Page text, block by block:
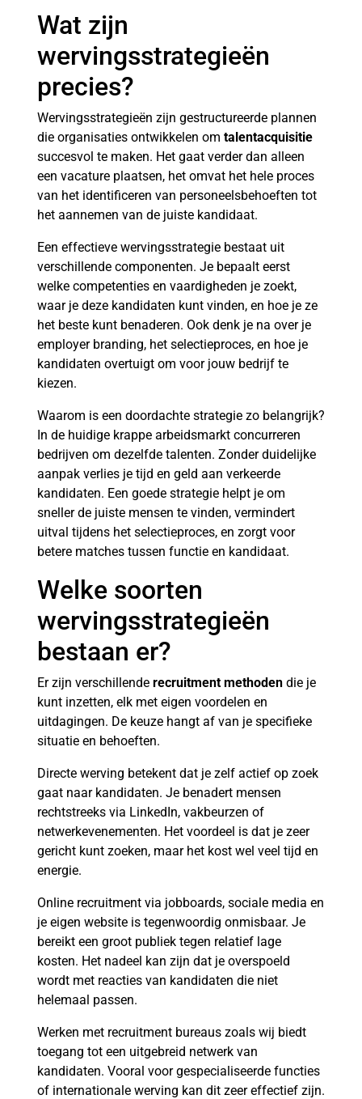
Wat zijn
wervingsstrategieën
precies?
Wervingsstrategieën zijn gestructureerde plannen
die organisaties ontwikkelen om talentacquisitie
succesvol te maken. Het gaat verder dan alleen
een vacature plaatsen, het omvat het hele proces
van het identificeren van personeelsbehoeften tot
het aannemen van de juiste kandidaat.
Een effectieve wervingsstrategie bestaat uit
verschillende componenten. Je bepaalt eerst
welke competenties en vaardigheden je zoekt,
waar je deze kandidaten kunt vinden, en hoe je ze
het beste kunt benaderen. Ook denk je na over je
employer branding, het selectieproces, en hoe je
kandidaten overtuigt om voor jouw bedrijf te
kiezen.
Waarom is een doordachte strategie zo belangrijk?
In de huidige krappe arbeidsmarkt concurreren
bedrijven om dezelfde talenten. Zonder duidelijke
aanpak verlies je tijd en geld aan verkeerde
kandidaten. Een goede strategie helpt je om
sneller de juiste mensen te vinden, vermindert
uitval tijdens het selectieproces, en zorgt voor
betere matches tussen functie en kandidaat.
Welke soorten
wervingsstrategieën
bestaan er?
Er zijn verschillende recruitment methoden die je
kunt inzetten, elk met eigen voordelen en
uitdagingen. De keuze hangt af van je specifieke
situatie en behoeften.
Directe werving betekent dat je zelf actief op zoek
gaat naar kandidaten. Je benadert mensen
rechtstreeks via LinkedIn, vakbeurzen of
netwerkevenementen. Het voordeel is dat je zeer
gericht kunt zoeken, maar het kost wel veel tijd en
energie.
Online recruitment via jobboards, sociale media en
je eigen website is tegenwoordig onmisbaar. Je
bereikt een groot publiek tegen relatief lage
kosten. Het nadeel kan zijn dat je overspoeld
wordt met reacties van kandidaten die niet
helemaal passen.
Werken met recruitment bureaus zoals wij biedt
toegang tot een uitgebreid netwerk van
kandidaten. Vooral voor gespecialiseerde functies
of internationale werving kan dit zeer effectief zijn.